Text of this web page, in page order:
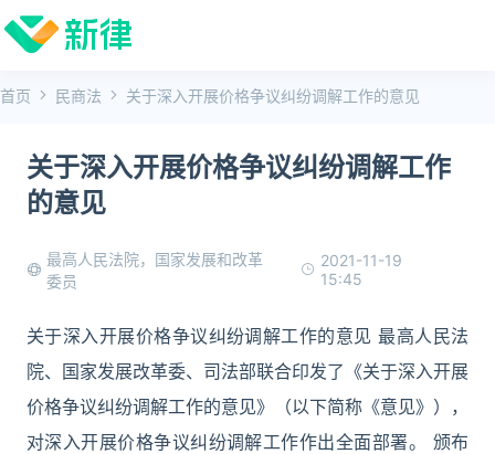
首页 民商法 关于深入开展价格争议纠纷调解工作的意见
关于深入开展价格争议纠纷调解工作
的意见
最高人民法院，国家发展和改革
委员
2021-11-19
15:45
关于深入开展价格争议纠纷调解工作的意见 最高人民法
院、国家发展改革委、司法部联合印发了《关于深入开展
价格争议纠纷调解工作的意见》（以下简称《意见》），
对深入开展价格争议纠纷调解工作作出全面部署。 颁布